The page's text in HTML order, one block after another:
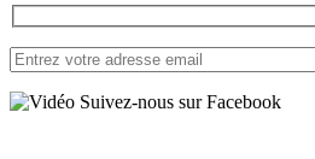
Suivez-nous sur Facebook